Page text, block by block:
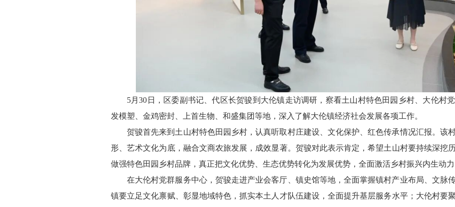
5月30日，区委副书记、代区长贺骏到大伦镇走访调研，察看土山村特色田园乡村、大伦村
发模塑、金鸡密封、上首生物、和盛集团等地，深入了解大伦镇经济社会发展各项工作。
贺骏首先来到土山村特色田园乡村，认真听取村庄建设、文化保护、红色传承情况汇报。该
形、艺术文化为底，融合文商农旅发展，成效显著。贺骏对此表示肯定，希望土山村要持续深挖
做强特色田园乡村品牌，真正把文化优势、生态优势转化为发展优势，全面激活乡村振兴内生动力
在大伦村党群服务中心，贺骏走进产业会客厅、镇史馆等地，全面掌握镇村产业布局、文脉
镇要立足文化禀赋、彰显地域特色，抓实本土人才队伍建设，全面提升基层服务水平；大伦村要